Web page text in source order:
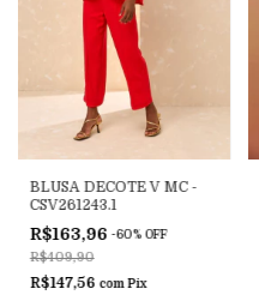
BLUSA DECOTE V MC -
CSV261243.1
R$163,96 -60% OFF
R$409,90
R$147,56 com Pix